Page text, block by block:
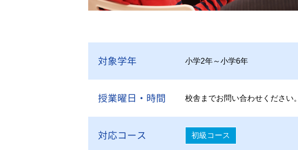
対象学年 小学2年～小学6年
授業曜日・時間 校舎までお問い合わせください。
対応コース 初級コース